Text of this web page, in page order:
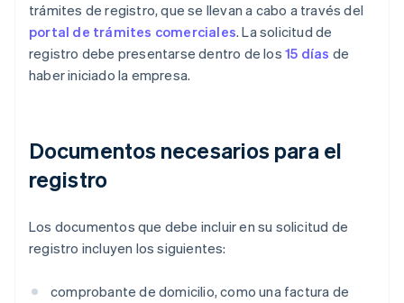
trámites de registro, que se llevan a cabo a través del
portal de trámites comerciales. La solicitud de
registro debe presentarse dentro de los 15 días de
haber iniciado la empresa.
Documentos necesarios para el
registro
Los documentos que debe incluir en su solicitud de
registro incluyen los siguientes:
comprobante de domicilio, como una factura de